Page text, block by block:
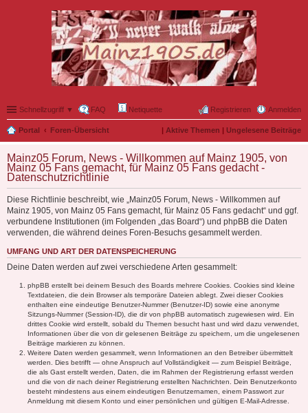
Schnellzugriff ▼ FAQ Netiquette Anmelden
Registrieren
Portal Foren-Übersicht | Aktive Themen | Ungelesene Beiträge
Mainz05 Forum, News - Willkommen auf Mainz 1905, von
Mainz 05 Fans gemacht, für Mainz 05 Fans gedacht -
Datenschutzrichtlinie
Diese Richtlinie beschreibt, wie „Mainz05 Forum, News - Willkommen auf
Mainz 1905, von Mainz 05 Fans gemacht, für Mainz 05 Fans gedacht“ und ggf.
verbundene Institutionen (im Folgenden „das Board“) und phpBB die Daten
verwenden, die während deines Foren-Besuchs gesammelt werden.
UMFANG UND ART DER DATENSPEICHERUNG
Deine Daten werden auf zwei verschiedene Arten gesammelt:
phpBB erstellt bei deinem Besuch des Boards mehrere Cookies. Cookies sind kleine
Textdateien, die dein Browser als temporäre Dateien ablegt. Zwei dieser Cookies
enthalten eine eindeutige Benutzer-Nummer (Benutzer-ID) sowie eine anonyme
Sitzungs-Nummer (Session-ID), die dir von phpBB automatisch zugewiesen wird. Ein
drittes Cookie wird erstellt, sobald du Themen besucht hast und wird dazu verwendet,
Informationen über die von dir gelesenen Beiträge zu speichern, um die ungelesenen
Beiträge markieren zu können.
Weitere Daten werden gesammelt, wenn Informationen an den Betreiber übermittelt
werden. Dies betrifft — ohne Anspruch auf Vollständigkeit — zum Beispiel Beiträge,
die als Gast erstellt werden, Daten, die im Rahmen der Registrierung erfasst werden
und die von dir nach deiner Registrierung erstellten Nachrichten. Dein Benutzerkonto
besteht mindestens aus einem eindeutigen Benutzernamen, einem Passwort zur
Anmeldung mit diesem Konto und einer persönlichen und gültigen E-Mail-Adresse.